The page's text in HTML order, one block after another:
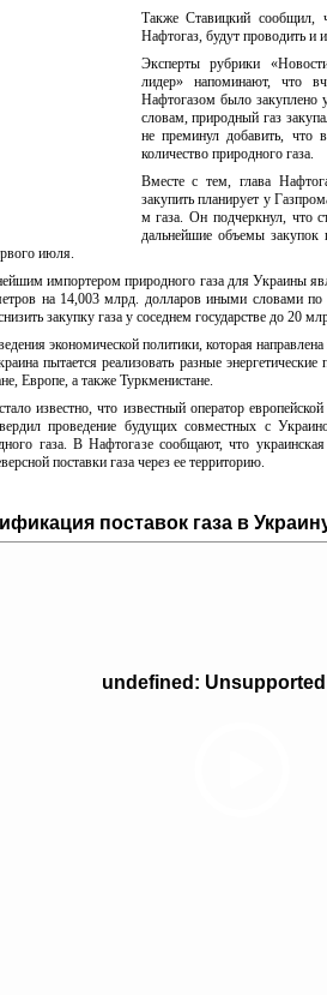
Также Ставицкий
Нафтогаз, будут проводить и
Эксперты рубрики
лидер» напоминают, что
Нафтогазом было закуплено
словам, природный газ
не преминул добавить, что
количество природного газа.
Вместе с тем, глава
закупить планирует у
м газа. Он подчеркнул, что
дальнейшие объемы
июля.
импортером природного газа для Украины
на 14,003 млрд. долларов иными словами
закупку газа у соседнем государстве до 20
экономической политики, которая
пытается реализовать разные
Европе, а также Туркменистане.
известно, что известный оператор
проведение будущих совместных с
газа. В Нафтогазе сообщают, что
поставки газа через ее территорию.
поставок газа в
undefined: